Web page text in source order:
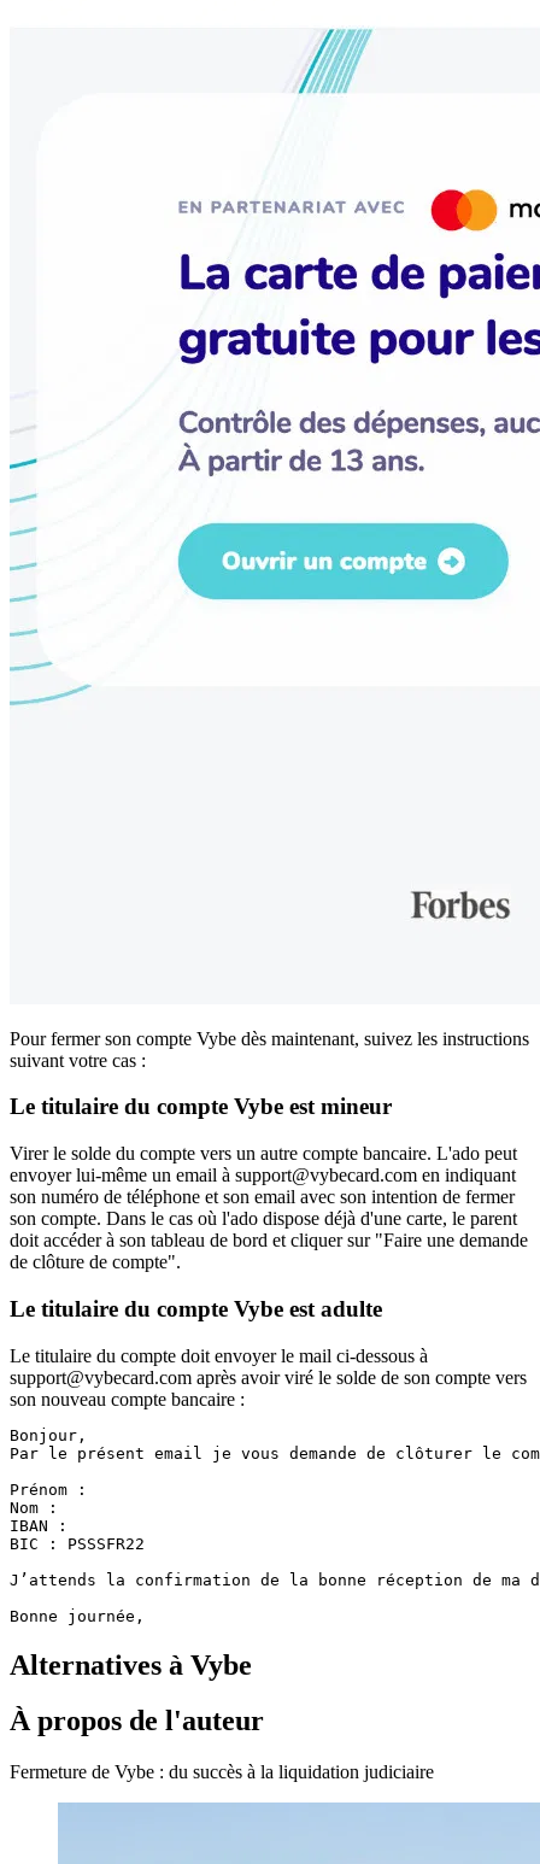
Pour fermer son compte Vybe dès maintenant, suivez les instructions
suivant votre cas :
Le titulaire du compte Vybe est mineur
Virer le solde du compte vers un autre compte bancaire. L'ado peut
envoyer lui-même un email à support@vybecard.com en indiquant
son numéro de téléphone et son email avec son intention de fermer
son compte. Dans le cas où l'ado dispose déjà d'une carte, le parent
doit accéder à son tableau de bord et cliquer sur "Faire une demande
de clôture de compte".
Le titulaire du compte Vybe est adulte
Le titulaire du compte doit envoyer le mail ci-dessous à
support@vybecard.com après avoir viré le solde de son compte vers
son nouveau compte bancaire :
Bonjour,
Par le présent email je vous demande de clôturer le
Prénom :
Nom :
IBAN :
BIC : PSSSFR22
J’attends la confirmation de la bonne réception de ma
Bonne journée,
Alternatives à Vybe
À propos de l'auteur
Fermeture de Vybe : du succès à la liquidation judiciaire